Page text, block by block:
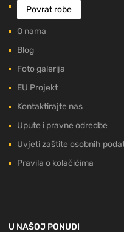
Povrat robe
O nama
Blog
Foto galerija
EU Projekt
Kontaktirajte nas
Upute i pravne odredbe
Uvjeti zaštite osobnih
Pravila o kolačićima
U NAŠOJ PONUDI